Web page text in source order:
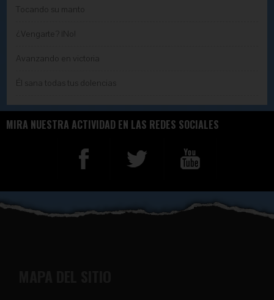
Tocando su manto
¿Vengarte? ¡No!
Avanzando en victoria
Él sana todas tus dolencias
MIRA NUESTRA ACTIVIDAD EN LAS REDES SOCIALES